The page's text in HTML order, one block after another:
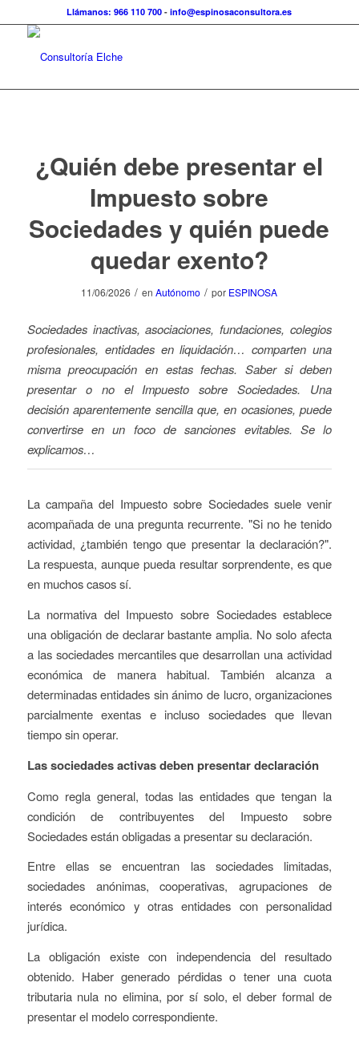
Llámanos: 966 110 700 -info@espinosaconsultora.es
¿Quién debe presentar el
Impuesto sobre
Sociedades y quién puede
quedar exento?
11/06/2026 / enAutónomo / por ESPINOSA
Sociedades inactivas, asociaciones, fundaciones, colegios
profesionales, entidades en liquidación… comparten una
misma preocupación en estas fechas. Saber si deben
presentar o no el Impuesto sobre Sociedades. Una
decisión aparentemente sencilla que, en ocasiones, puede
convertirse en un foco de sanciones evitables. Se lo
explicamos…
La campaña del Impuesto sobre Sociedades suele venir
acompañada de una pregunta recurrente. "Si no he tenido
actividad, ¿también tengo que presentar la declaración?".
La respuesta, aunque pueda resultar sorprendente, es que
en muchos casos sí.
La normativa del Impuesto sobre Sociedades establece
una obligación de declarar bastante amplia. No solo afecta
a las sociedades mercantiles que desarrollan una actividad
económica de manera habitual. También alcanza a
determinadas entidades sin ánimo de lucro, organizaciones
parcialmente exentas e incluso sociedades que llevan
tiempo sin operar.
Las sociedades activas deben presentar declaración
Como regla general, todas las entidades que tengan la
condición de contribuyentes del Impuesto sobre
Sociedades están obligadas a presentar su declaración.
Entre ellas se encuentran las sociedades limitadas,
sociedades anónimas, cooperativas, agrupaciones de
interés económico y otras entidades con personalidad
jurídica.
La obligación existe con independencia del resultado
obtenido. Haber generado pérdidas o tener una cuota
tributaria nula no elimina, por sí solo, el deber formal de
presentar el modelo correspondiente.